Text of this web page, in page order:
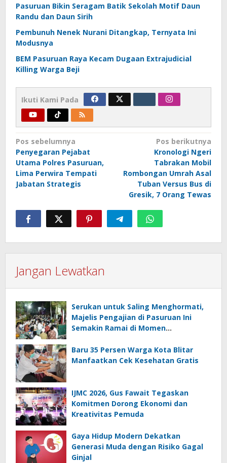
Pasuruan Bikin Seragam Batik Sekolah Motif Daun
Randu dan Daun Sirih
Pembunuh Nenek Nurani Ditangkap, Ternyata Ini
Modusnya
BEM Pasuruan Raya Kecam Dugaan Extrajudicial
Killing Warga Beji
Ikuti Kami Pada
Navigasi
pos
Pos sebelumnya
Penyegaran Pejabat
Utama Polres Pasuruan,
Lima Perwira Tempati
Jabatan Strategis
Pos berikutnya
Kronologi Ngeri
Tabrakan Mobil
Rombongan Umrah Asal
Tuban Versus Bus di
Gresik, 7 Orang Tewas
Jangan Lewatkan
Serukan untuk Saling Menghormati,
Majelis Pengajian di Pasuruan Ini
Semakin Ramai di Momen
Baru 35 Persen Warga Kota Blitar
Manfaatkan Cek Kesehatan Gratis
IJMC 2026, Gus Fawait Tegaskan
Komitmen Dorong Ekonomi dan
Kreativitas Pemuda
Gaya Hidup Modern Dekatkan
Generasi Muda dengan Risiko Gagal
Ginjal